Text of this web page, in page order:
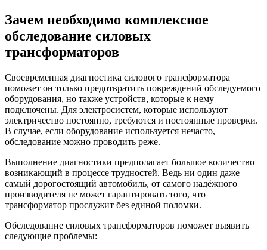
Зачем необходимо комплексное
обследование силовых
трансформаторов
Своевременная диагностика силового трансформатора
поможет он только предотвратить повреждений обследуемого
оборудования, но также устройств, которые к нему
подключены. Для электросистем, которые используют
электричество постоянно, требуются и постоянные проверки.
В случае, если оборудование используется нечасто,
обследование можно проводить реже.
Выполнение диагностики предполагает большое количество
возникающий в процессе трудностей. Ведь ни один даже
самый дорогостоящий автомобиль, от самого надёжного
производителя не может гарантировать того, что
трансформатор прослужит без единой поломки.
Обследование силовых трансформаторов поможет выявить
следующие проблемы: